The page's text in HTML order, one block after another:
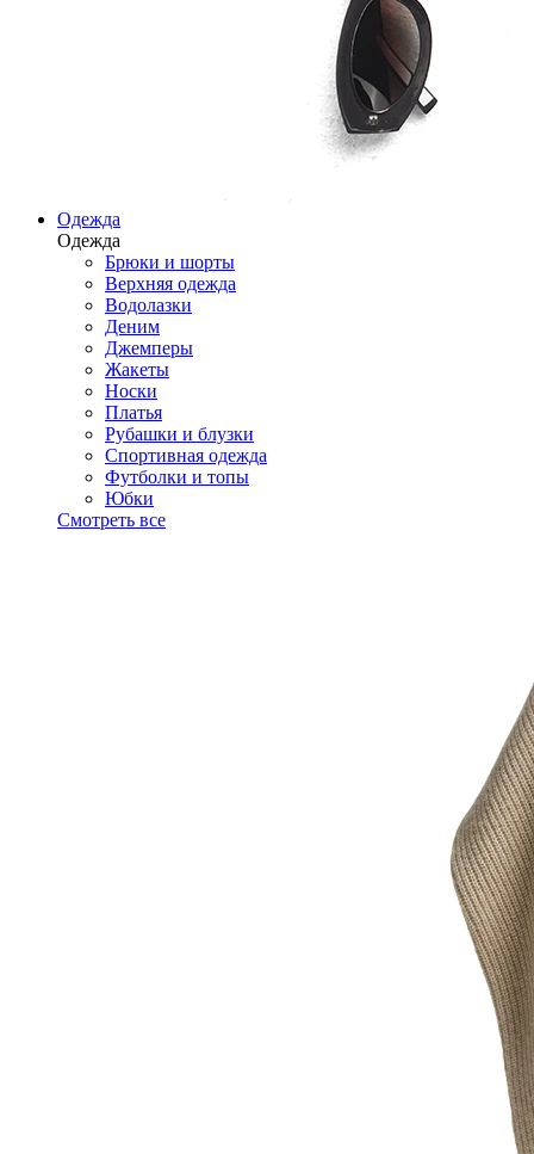
Одежда
Одежда
Брюки и шорты
Верхняя одежда
Водолазки
Деним
Джемперы
Жакеты
Носки
Платья
Рубашки и блузки
Спортивная одежда
Футболки и топы
Юбки
Смотреть все